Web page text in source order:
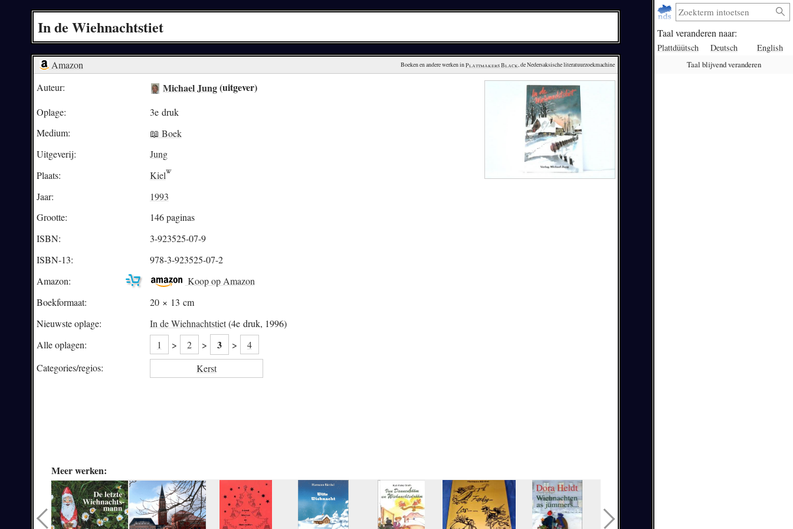
Taal veranderen naar:
Plattdüütsch Deutsch English
Taal blijvend veranderen
In de Wiehnachtstiet
Amazon Boeken en andere werken in Plattmakers Black, de Nedersaksische literatuurzoekmachine
Auteur: Michael Jung(uitgever)
Oplage:
3e druk
Medium:
📖 Boek
Uitgeverij:
Jung
Plaats:
Kiel
Jaar:
1993
Grootte:
146 paginas
ISBN:
3-923525-07-9
ISBN-13:
978-3-923525-07-2
Amazon:
Koop op Amazon
Boekformaat:
20 × 13 cm
Nieuwste oplage:
In de Wiehnachtstiet(4e druk, 1996)
Alle oplagen:
1 > 2 > 3 >
4
Categories/regios: Kerst
Meer werken: